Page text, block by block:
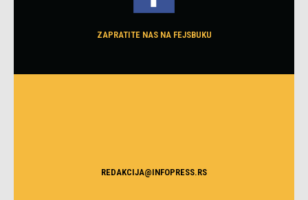
ZAPRATITE NAS NA FEJSBUKU
REDAKCIJA@INFOPRESS.RS